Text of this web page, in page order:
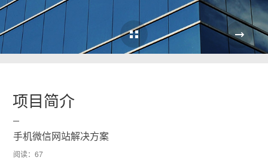
Cases Overview
项目简介
手机微信网站解决方案
阅读：67